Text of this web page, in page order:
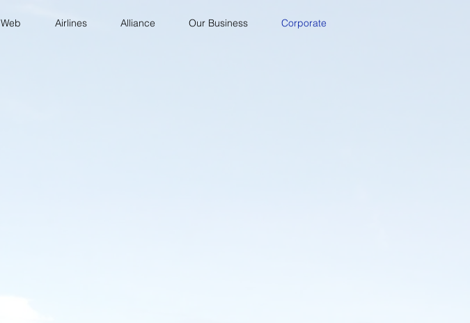
Web Airlines Alliance Our Business Corporate